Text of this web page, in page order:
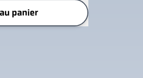
panier